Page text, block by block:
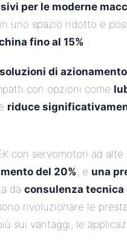
per le moderne
uno spazio ridotto e
fino al 15% .
soluzioni di
con opzioni come
riduce
con servomotori ad
del 20%, e una
da consulenza tecnica
rivoluzionare le
sui vantaggi, le